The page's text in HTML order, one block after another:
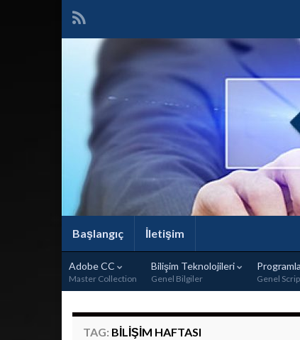
Başlangıç İletişim
Adobe CC
Master Collection
Bilişim Teknolojileri
Genel Bilgiler Genel
TAG: BILIŞIM HAFTASI